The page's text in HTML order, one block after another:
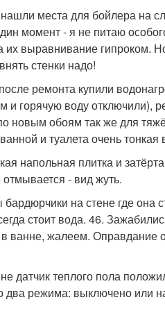
места для бойлера на
момент - я не питаю
выравнивание гипроком.
стенки надо!
ремонта купили
и горячую воду отключили),
новым обоям так же для
и туалета очень
напольная плитка и
- вид жуть.
на стене где она
стоит вода. 46.
ванне, жалеем. Оправдание
датчик теплого пола
два режима: выключено или